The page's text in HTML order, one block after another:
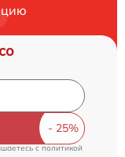
cполитикой